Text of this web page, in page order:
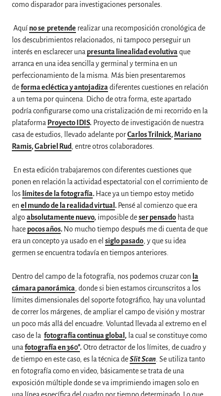
como disparador para investigaciones personales.
Aquí no se pretende realizar una recomposición cronológica de
los descubrimientos relacionados, ni tampoco perseguir un
interés en esclarecer una presunta linealidad evolutivaque
arranca en una idea sencilla y germinal y termina en un
perfeccionamiento de la misma. Más bien presentaremos
deforma ecléctica y antojadizadiferentes cuestiones en relación
a un tema por quincena. Dicho de otra forma, este apartado
podría configurarse como una cristalización de mi recorrido en la
plataforma Proyecto IDIS. Proyecto de investigación de nuestra
casa de estudios, llevado adelante porCarlos Trilnick,Mariano
Ramis,Gabriel Rud, entre otros colaboradores.
En esta edición trabajaremos con diferentes cuestiones que
ponen en relación la actividad espectatorial con el corrimiento de
los límites de la fotografía. Hace ya un tiempo estoy metido
en el mundo de la realidad virtual . Pensé al comienzo que era
algo absolutamente nuevo, imposible deser pensado hasta
hace pocos años. No mucho tiempo después me di cuenta de que
era un concepto ya usado en el siglo pasado, y que su idea
germen se encuentra todavía en tiempos anteriores.
Dentro del campo de la fotografía, nos podemos cruzar con la
cámara panorámica, donde si bien estamos circunscritos a los
límites dimensionales del soporte fotográfico, hay una voluntad
de correr los márgenes, de ampliar el campo de visión y mostrar
un poco más allá del encuadre. Voluntad llevada al extremo en el
caso de la fotografía continua global , la cual se constituye como
unafotografía en 360°. Otro detractor de los límites, de cuadro y
de tiempo en este caso, es la técnica deSlit Scan. Se utiliza tanto
en fotografía como en video, básicamente se trata de una
exposición múltiple donde se va imprimiendo imagen solo en